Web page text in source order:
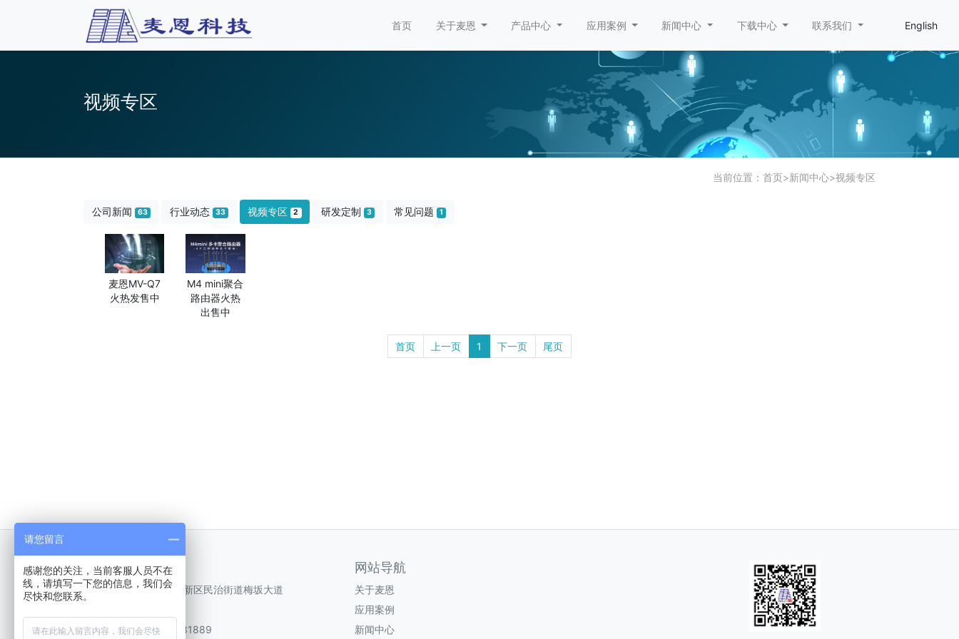
首页 关于麦恩 产品中心 应用案例 新闻中心 下载中心 联系我们 English
视频专区
当前位置： 首页>新闻中心>视频专区
公司新闻 63 行业动态 33 视频专区 2 研发定制 3 常见问题 1
麦恩MV-Q7
火热发售中
M4 mini聚合
路由器火热
出售中
首页 上一页 1 下一页 尾页
联系我们
公司地址：深圳市龙华新区民治街道梅坂大道
总机电话：0755-83281889
网站导航
关于麦恩
应用案例
新闻中心
请您留言
感谢您的关注，当前客服人员不在
线，请填写一下您的信息，我们会
尽快和您联系。